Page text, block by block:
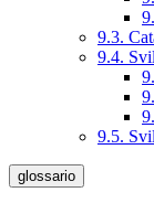
9.3.
9.4.
9.5.
glossario